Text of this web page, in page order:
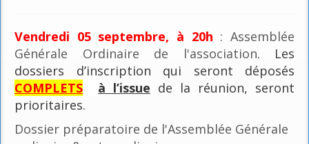
Vendredi 05 septembre, à 20h : Assemblée
Générale Ordinaire de l'association. Les
dossiers d’inscription qui seront déposés
COMPLETS
à l’issue de la réunion, seront
prioritaires.
Dossier préparatoire de l'Assemblée Générale